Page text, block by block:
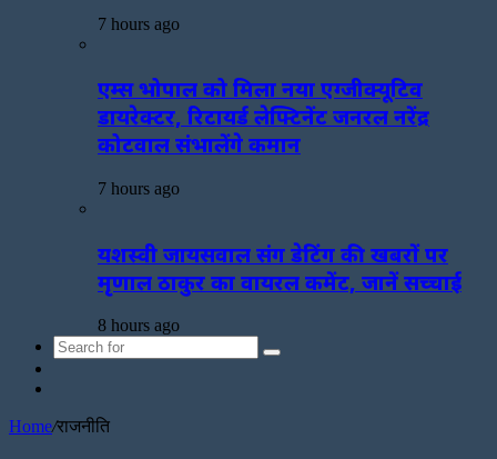
7 hours ago
एम्स भोपाल को मिला नया एग्जीक्यूटिव
डायरेक्टर, रिटायर्ड लेफ्टिनेंट जनरल नरेंद्र
कोटवाल संभालेंगे कमान
7 hours ago
यशस्वी जायसवाल संग डेटिंग की खबरों पर
मृणाल ठाकुर का वायरल कमेंट, जानें सच्चाई
8 hours ago
Search
Home/राजनीति